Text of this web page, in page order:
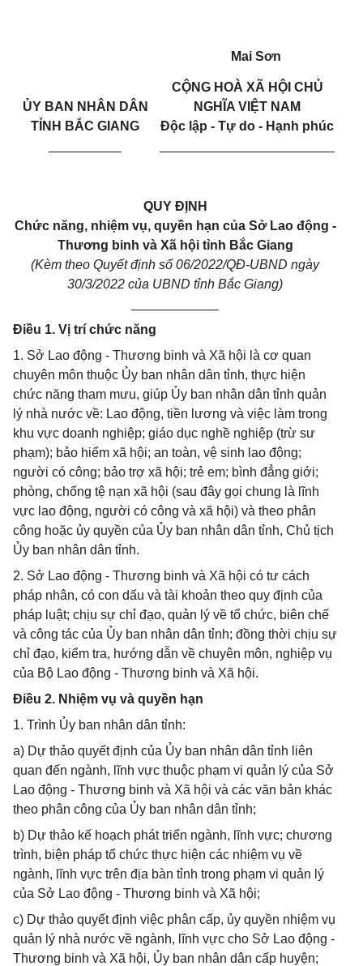
Mai Sơn
ỦY BAN NHÂN DÂN
TỈNH BẮC GIANG
CỘNG HOÀ XÃ HỘI CHỦ
NGHĨA VIỆT NAM
Độc lập - Tự do - Hạnh phúc
QUY ĐỊNH
Chức năng, nhiệm vụ, quyền hạn của Sở Lao động -
Thương binh và Xã hội tỉnh Bắc Giang
(Kèm theo Quyết định số 06/2022/QĐ-UBND ngày
30/3/2022 của UBND tỉnh Bắc Giang)
Điều 1. Vị trí chức năng
1. Sở Lao động - Thương binh và Xã hội là cơ quan
chuyên môn thuộc Ủy ban nhân dân tỉnh, thực hiện
chức năng tham mưu, giúp Ủy ban nhân dân tỉnh quản
lý nhà nước về: Lao động, tiền lương và việc làm trong
khu vực doanh nghiệp; giáo dục nghề nghiệp (trừ sư
phạm); bảo hiểm xã hội; an toàn, vệ sinh lao động;
người có công; bảo trợ xã hội; trẻ em; bình đẳng giới;
phòng, chống tệ nạn xã hội (sau đây gọi chung là lĩnh
vực lao động, người có công và xã hội) và theo phân
công hoặc ủy quyền của Ủy ban nhân dân tỉnh, Chủ tịch
Ủy ban nhân dân tỉnh.
2. Sở Lao động - Thương binh và Xã hội có tư cách
pháp nhân, có con dấu và tài khoản theo quy định của
pháp luật; chịu sự chỉ đạo, quản lý về tổ chức, biên chế
và công tác của Ủy ban nhân dân tỉnh; đồng thời chịu sự
chỉ đạo, kiểm tra, hướng dẫn về chuyên môn, nghiệp vụ
của Bộ Lao động - Thương binh và Xã hội.
Điều 2. Nhiệm vụ và quyền hạn
1. Trình Ủy ban nhân dân tỉnh:
a) Dự thảo quyết định của Ủy ban nhân dân tỉnh liên
quan đến ngành, lĩnh vực thuộc phạm vi quản lý của Sở
Lao động - Thương binh và Xã hội và các văn bản khác
theo phân công của Ủy ban nhân dân tỉnh;
b) Dự thảo kế hoạch phát triển ngành, lĩnh vực; chương
trình, biện pháp tổ chức thực hiện các nhiệm vụ về
ngành, lĩnh vực trên địa bàn tỉnh trong phạm vi quản lý
của Sở Lao động - Thương binh và Xã hội;
c) Dự thảo quyết định việc phân cấp, ủy quyền nhiệm vụ
quản lý nhà nước về ngành, lĩnh vực cho Sở Lao động -
Thương binh và Xã hội, Ủy ban nhân dân cấp huyện;